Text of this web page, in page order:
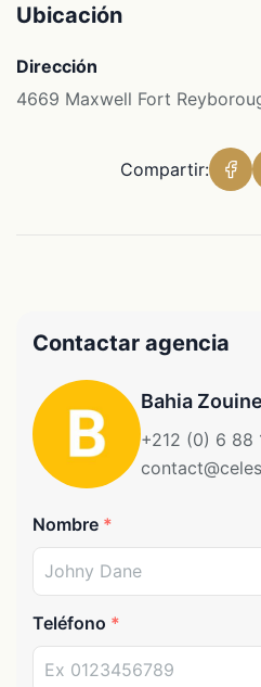
Ubicación
Dirección
4669 Maxwell Fort
Compartir:
Contactar agencia
Bahia Zouine
+212 (0) 6 88
Nombre
Teléfono